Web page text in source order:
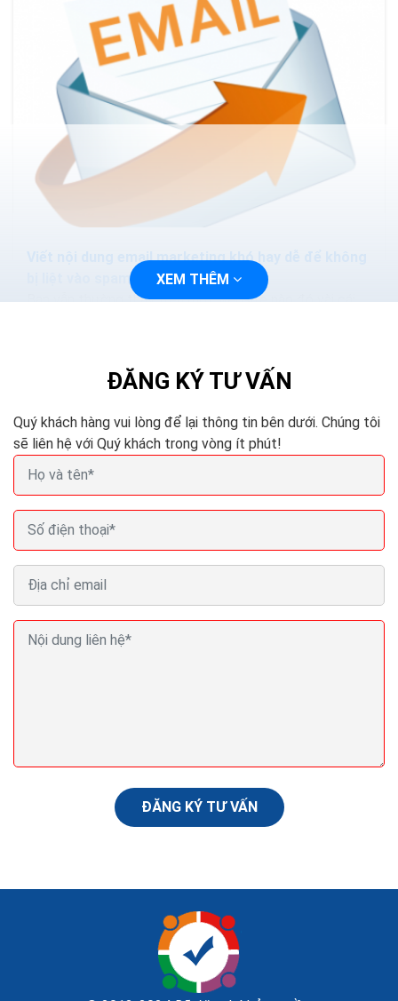
Viết nội dung email marketing khó hay dễ để không
bị liệt vào spam
Bạn vẫn thường thấy trên một website nào đó vài cái
XEM THÊM
ĐĂNG KÝ TƯ VẤN
Quý khách hàng vui lòng để lại thông tin bên dưới. Chúng tôi
sẽ liên hệ với Quý khách trong vòng ít phút!
ĐĂNG KÝ TƯ VẤN